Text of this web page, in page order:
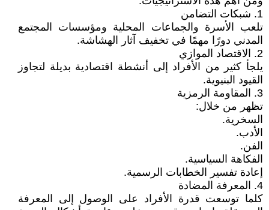
1. شبكات التضامن
تلعب الأسرة والجماعات المحلية ومؤسسات المجتمع
المدني دورًا مهمًا في تخفيف آثار الهشاشة.
2. الاقتصاد الموازي
يلجأ كثير من الأفراد إلى أنشطة اقتصادية بديلة لتجاوز
القيود البنيوية.
3. المقاومة الرمزية
تظهر من خلال:
السخرية.
الأدب.
الفن.
الفكاهة السياسية.
إعادة تفسير الخطابات الرسمية.
4. المعرفة المضادة
كلما توسعت قدرة الأفراد على الوصول إلى المعرفة